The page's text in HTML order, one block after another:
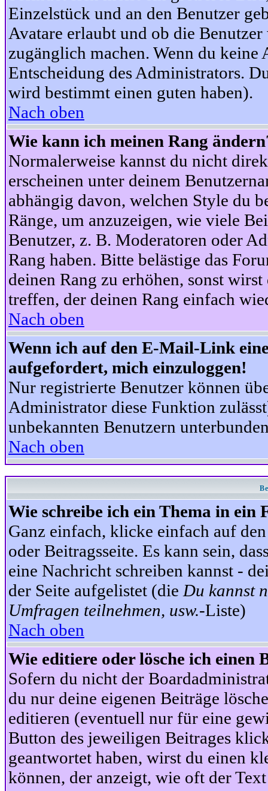
Einzelstück und an den Benutzer
Avatare erlaubt und ob die
zugänglich machen. Wenn du keine
Entscheidung des Administrators.
wird bestimmt einen guten haben).
Nach oben
Wie kann ich meinen Rang
Normalerweise kannst du nicht
erscheinen unter deinem
abhängig davon, welchen Style du
Ränge, um anzuzeigen, wie viele
Benutzer, z. B. Moderatoren oder
Rang haben. Bitte belästige das
deinen Rang zu erhöhen, sonst
treffen, der deinen Rang einfach
Nach oben
Wenn ich auf den E-Mail-Link
aufgefordert, mich einzuloggen!
Nur registrierte Benutzer können
Administrator diese Funktion
unbekannten Benutzern
Nach oben
Wie schreibe ich ein Thema in ein
Ganz einfach, klicke einfach auf
oder Beitragsseite. Es kann sein,
eine Nachricht schreiben kannst -
der Seite aufgelistet (die Du kannst
Umfragen teilnehmen, usw.-Liste)
Nach oben
Wie editiere oder lösche ich einen
Sofern du nicht der
du nur deine eigenen Beiträge
editieren (eventuell nur für eine
Button des jeweiligen Beitrages
geantwortet haben, wirst du einen
können, der anzeigt, wie oft der